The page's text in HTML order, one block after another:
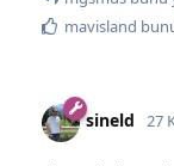
mavisland
sineld 27